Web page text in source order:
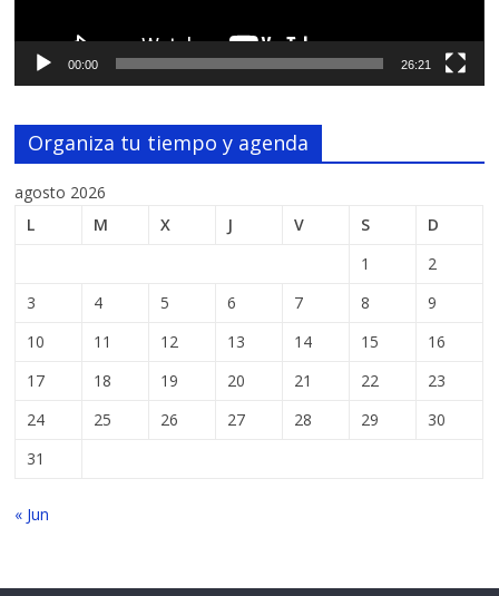
00:00 26:21
Organiza tu tiempo y agenda
agosto 2026
L
M X J V S
D
1
2
3
4 5 6 7 8
9
10
11 12 13 14 15
16
17
18 19 20 21 22
23
24
25 26 27 28 29
30
31
« Jun